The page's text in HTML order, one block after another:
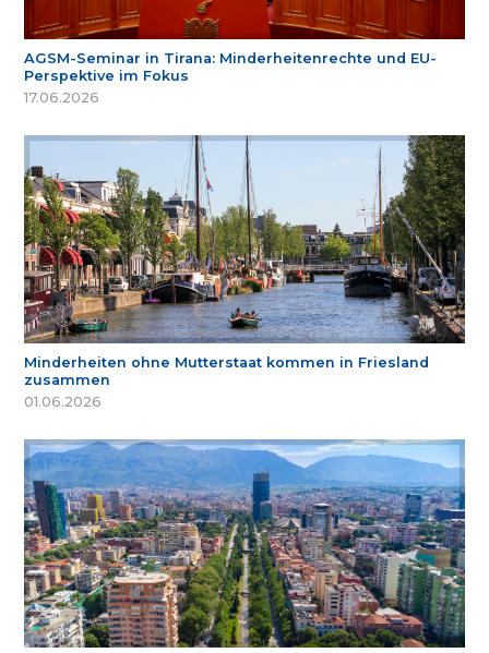
AGSM-Seminar in Tirana: Minderheitenrechte und EU-
Perspektive im Fokus
17.06.2026
Minderheiten ohne Mutterstaat kommen in Friesland
zusammen
01.06.2026